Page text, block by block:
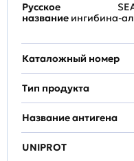
Русское
название ингибина-
Каталожный номер
Тип продукта
Название антигена
UNIPROT